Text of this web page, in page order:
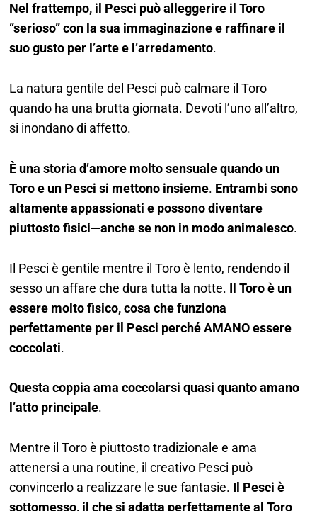
Nel frattempo, il Pesci può alleggerire il Toro
“serioso” con la sua immaginazione e raffinare il
suo gusto per l’arte e l’arredamento.
La natura gentile del Pesci può calmare il Toro
quando ha una brutta giornata. Devoti l’uno all’altro,
si inondano di affetto.
È una storia d’amore molto sensuale quando un
Toro e un Pesci si mettono insieme. Entrambi sono
altamente appassionati e possono diventare
piuttosto fisici—anche se non in modo animalesco.
Il Pesci è gentile mentre il Toro è lento, rendendo il
sesso un affare che dura tutta la notte. Il Toro è un
essere molto fisico, cosa che funziona
perfettamente per il Pesci perché AMANO essere
coccolati.
Questa coppia ama coccolarsi quasi quanto amano
l’atto principale.
Mentre il Toro è piuttosto tradizionale e ama
attenersi a una routine, il creativo Pesci può
convincerlo a realizzare le sue fantasie. Il Pesci è
sottomesso, il che si adatta perfettamente al Toro